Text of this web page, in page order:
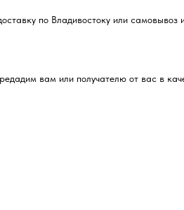
по Владивостоку или самовывоз
вам или получателю от вас в